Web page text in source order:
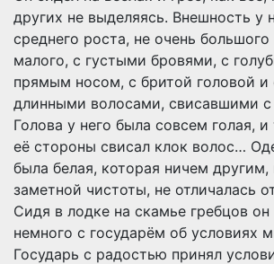
других не выделяясь. Внешность у
среднего роста, не очень большого
малого, с густыми бровями, с
прямым носом, с бритой головой и
длинными волосами, свисавшими с
Голова у него была совсем голая,
её стороны свисал клок волос…
была белая, которая ничем
заметной чистоты, не отличалась
Сидя в лодке на скамье гребцов он
немного с государём об условиях
Государь с радостью принял